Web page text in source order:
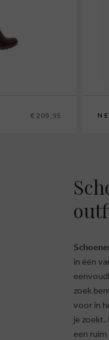
€ 209,95
in één
zoek
voor in
je zoekt.
een